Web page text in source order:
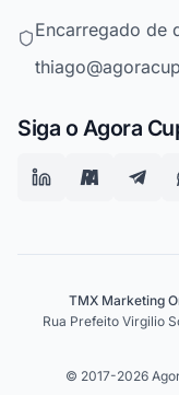
Encarregado de
Siga o Agora
TMX Marketing
Rua Prefeito Virgilio
© 2017-2026